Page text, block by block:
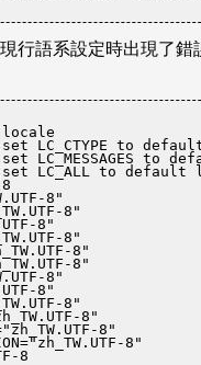
行語系設定時出現了
locale
LC_CTYPE to
LC_MESSAGES to
LC_ALL to default
8"
8"
8"
8"
8"
8"
8"
8"
8"
8"
"zh_TW.UTF-8"
"zh_TW.UTF-8"
8